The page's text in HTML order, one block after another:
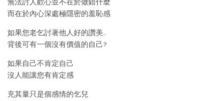
無法討人歡心並不在於做錯什麼
而在於內心深處極隱密的羞恥感
如果您老乞討著他人好的讚美..
背後可有一個沒有價值的自己?
如果自己不肯定自己
沒人能讓您有肯定感
充其量只是個感情的乞兒